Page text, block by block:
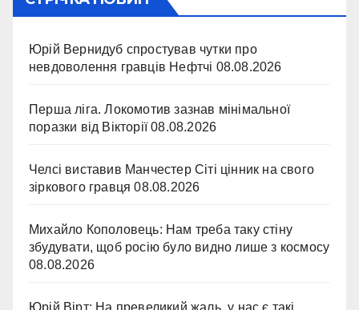
Юрій Вернидуб спростував чутки про
невдоволення гравців Нефтчі 08.08.2026
Перша ліга. Локомотив зазнав мінімальної
поразки від Вікторії 08.08.2026
Челсі виставив Манчестер Сіті цінник на свого
зіркового гравця 08.08.2026
Михайло Кополовець: Нам треба таку стіну
збудувати, щоб росію було видно лише з космосу
08.08.2026
Юрій Вірт: На превеликий жаль, у нас є такі